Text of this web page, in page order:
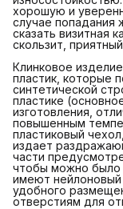
хорошую и
случае попадания
сказать визитная
скользит,
Клинковое
пластик, которые
синтетической
пластике
изготовления,
повышенным
пластиковый
издает
части
чтобы можно было
имеют
удобного
отверстиям для